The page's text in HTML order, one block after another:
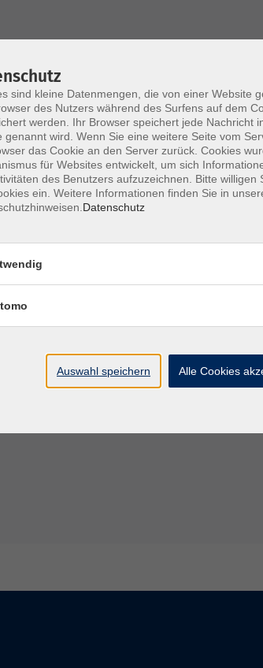
jeweilige Krankheitsbild
18:00 Uhr
sind kleine Datenmengen, die von einer Website
des Nutzers während des Surfens auf dem
werden. Ihr Browser speichert jede Nachricht
genannt wird. Wenn Sie eine weitere Seite vom
das Cookie an den Server zurück. Cookies
für Websites entwickelt, um sich
des Benutzers aufzuzeichnen. Bitte willigen
ein. Weitere Informationen finden Sie in
Datenschutz
Auswahl speichern Alle Cookies